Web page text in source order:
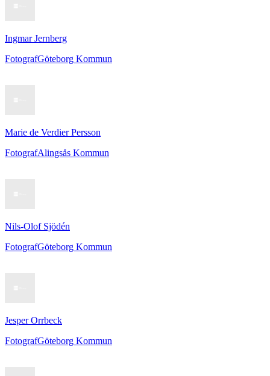
Ingmar Jernberg
FotografGöteborg Kommun
Marie de Verdier Persson
FotografAlingsås Kommun
Nils-Olof Sjödén
FotografGöteborg Kommun
Jesper Orrbeck
FotografGöteborg Kommun